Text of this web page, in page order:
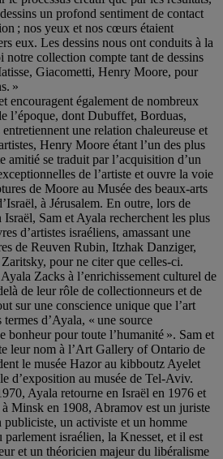
un profond sentiment de contact
; nos yeux et nos cœurs étaient
eux. Les dessins nous ont conduits à la
notre collection compte tant de dessins
Giacometti, Henry Moore, pour
»
encouragent également de nombreux
l’époque, dont Dubuffet, Borduas,
une relation chaleureuse et
Henry Moore étant l’un des plus
amitié se traduit par l’acquisition d’un
de l’artiste et ouvre la voie
de Moore au Musée des beaux-arts
à Jérusalem. En outre, lors de
Sam et Ayala recherchent les plus
d’artistes israéliens, amassant une
de Reuven Rubin, Itzhak Danziger,
pour ne citer que celles-ci.
Zacks à l’enrichissement culturel de
de leur rôle de collectionneurs et de
sur une conscience unique que l’art
d’Ayala, « une source
bonheur pour toute l’humanité ». Sam et
leur nom à l’Art Gallery of Ontario de
le musée Hazor au kibboutz Ayelet
d’exposition au musée de Tel-Aviv.
Ayala retourne en Israël en 1976 et
Minsk en 1908, Abramov est un juriste
un activiste et un homme
israélien, la Knesset, et il est
et un théoricien majeur du libéralisme